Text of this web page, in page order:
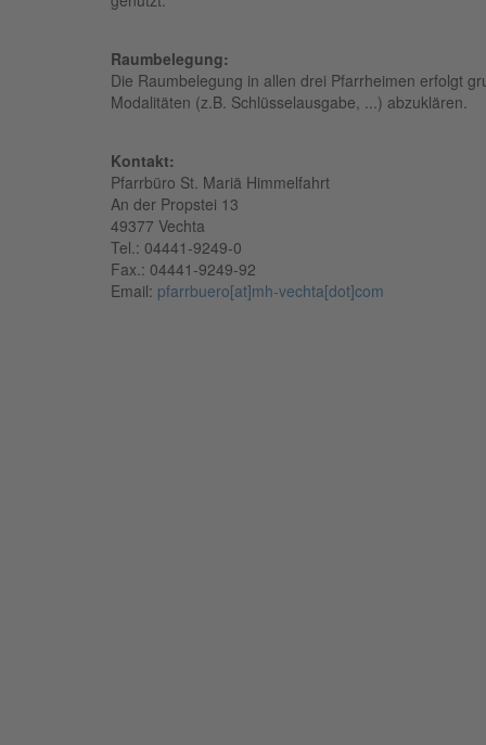
Raumbelegung:
Die Raumbelegung in allen drei Pfarrheimen erfolgt
Modalitäten (z.B. Schlüsselausgabe, ...) abzuklären.
Kontakt:
Pfarrbüro St. Mariä Himmelfahrt
An der Propstei 13
49377 Vechta
Tel.: 04441-9249-0
Fax.: 04441-9249-92
Email: pfarrbuero[at]mh-vechta[dot]com